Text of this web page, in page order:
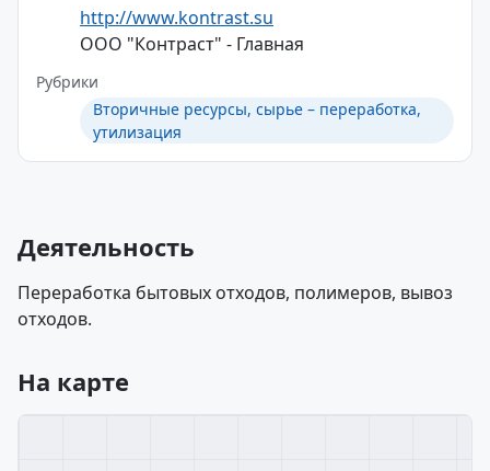
http://www.kontrast.su
ООО "Контраст" - Главная
Рубрики
Вторичные ресурсы, сырье – переработка,
утилизация
Деятельность
Переработка бытовых отходов, полимеров, вывоз
отходов.
На карте